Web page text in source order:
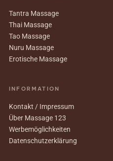
Tantra Massage
Thai Massage
Tao Massage
Nuru Massage
Erotische Massage
INFORMATION
Kontakt / Impressum
Über Massage 123
Werbemöglichkeiten
Datenschutzerklärung